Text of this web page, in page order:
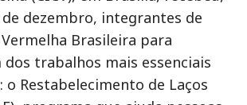
de dezembro, integrantes de
Brasileira para
trabalhos mais essenciais
Restabelecimento de Laços